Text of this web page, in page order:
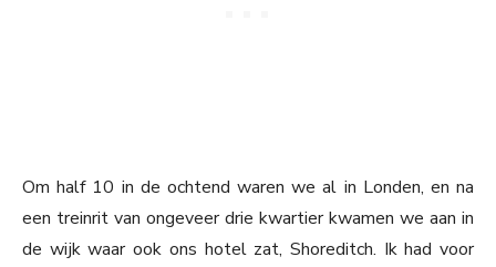
Om half 10 in de ochtend waren we al in Londen, en na
een treinrit van ongeveer drie kwartier kwamen we aan in
de wijk waar ook ons hotel zat, Shoreditch. Ik had voor